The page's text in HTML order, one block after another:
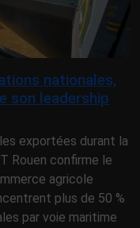
nationales,
son leadership
exportées durant la
Rouen confirme le
agricole
plus de 50 %
par voie maritime